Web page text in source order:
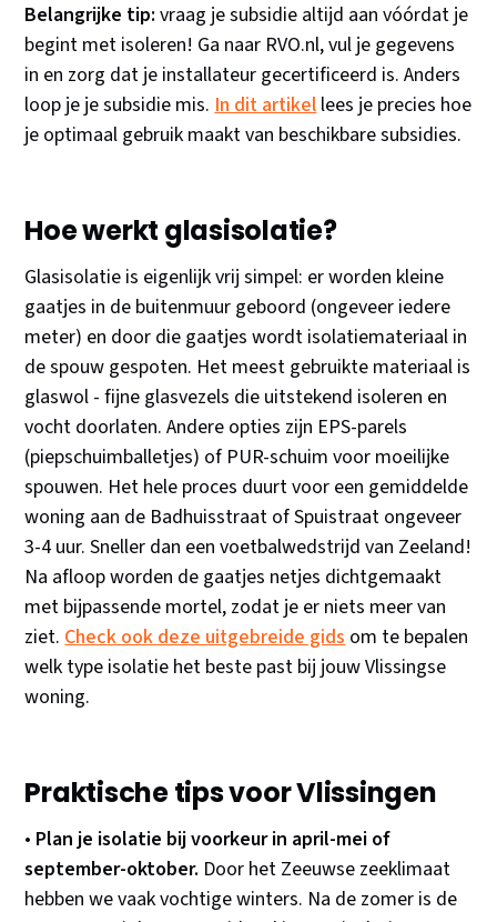
Belangrijke tip: vraag je subsidie altijd aan vóórdat je
begint met isoleren! Ga naar RVO.nl, vul je gegevens
in en zorg dat je installateur gecertificeerd is. Anders
loop je je subsidie mis.In dit artikellees je precies hoe
je optimaal gebruik maakt van beschikbare subsidies.
Hoe werkt glasisolatie?
Glasisolatie is eigenlijk vrij simpel: er worden kleine
gaatjes in de buitenmuur geboord (ongeveer iedere
meter) en door die gaatjes wordt isolatiemateriaal in
de spouw gespoten. Het meest gebruikte materiaal is
glaswol - fijne glasvezels die uitstekend isoleren en
vocht doorlaten. Andere opties zijn EPS-parels
(piepschuimballetjes) of PUR-schuim voor moeilijke
spouwen. Het hele proces duurt voor een gemiddelde
woning aan de Badhuisstraat of Spuistraat ongeveer
3-4 uur. Sneller dan een voetbalwedstrijd van Zeeland!
Na afloop worden de gaatjes netjes dichtgemaakt
met bijpassende mortel, zodat je er niets meer van
ziet.Check ook deze uitgebreide gidsom te bepalen
welk type isolatie het beste past bij jouw Vlissingse
woning.
Praktische tips voor Vlissingen
• Plan je isolatie bij voorkeur in april-mei of
september-oktober. Door het Zeeuwse zeeklimaat
hebben we vaak vochtige winters. Na de zomer is de